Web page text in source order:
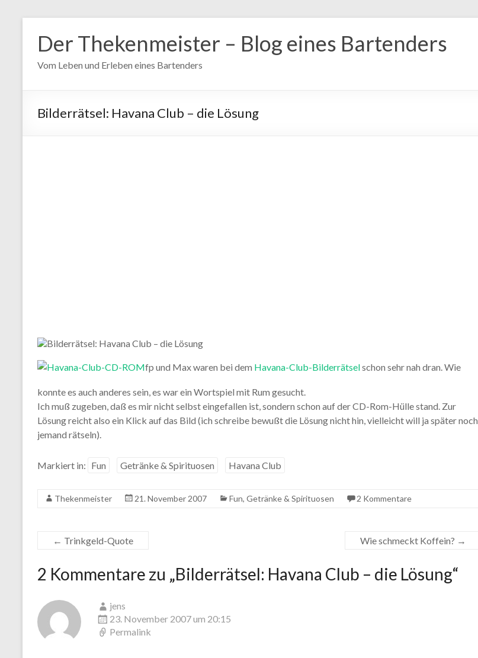
Inhalt
springen
Der Thekenmeister – Blog eines Bartenders
Vom Leben und Erleben eines Bartenders
Bilderrätsel: Havana Club – die Lösung
fp und Max waren bei dem Havana-Club-Bilderrätselschon sehr nah dran. Wie
konnte es auch anderes sein, es war ein Wortspiel mit Rum gesucht.
Ich muß zugeben, daß es mir nicht selbst eingefallen ist, sondern schon auf der CD-Rom-Hülle stand. Zur
Lösung reicht also ein Klick auf das Bild (ich schreibe bewußt die Lösung nicht hin, vielleicht will ja später noch
jemand rätseln).
Markiert in: Fun Getränke & Spirituosen Havana Club
Thekenmeister 21. November 2007 Fun, Getränke & Spirituosen 2 Kommentare
← Trinkgeld-Quote Wie schmeckt Koffein? →
2 Kommentare zu „Bilderrätsel: Havana Club – die Lösung“
jens
23. November 2007 um 20:15
Permalink